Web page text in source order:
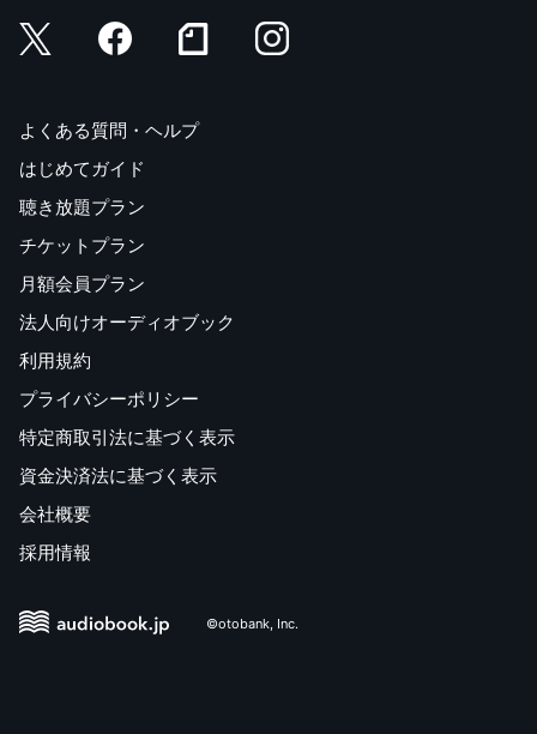
よくある質問・ヘルプ
はじめてガイド
聴き放題プラン
チケットプラン
月額会員プラン
法人向けオーディオブック
利用規約
プライバシーポリシー
特定商取引法に基づく表示
資金決済法に基づく表示
会社概要
採用情報
©otobank, Inc.